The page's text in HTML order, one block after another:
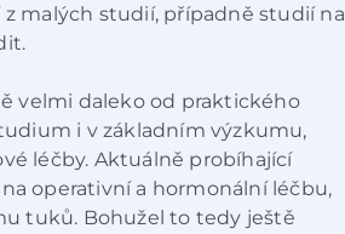
malých studií, případně studií na
velmi daleko od praktického
i v základním výzkumu,
léčby. Aktuálně probíhající
operativní a hormonální léčbu,
tuků. Bohužel to tedy ještě